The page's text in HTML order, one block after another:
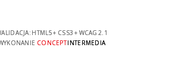
HTML5+ CSS3 + WCAG 2.1
CONCEPTINTERMEDIA